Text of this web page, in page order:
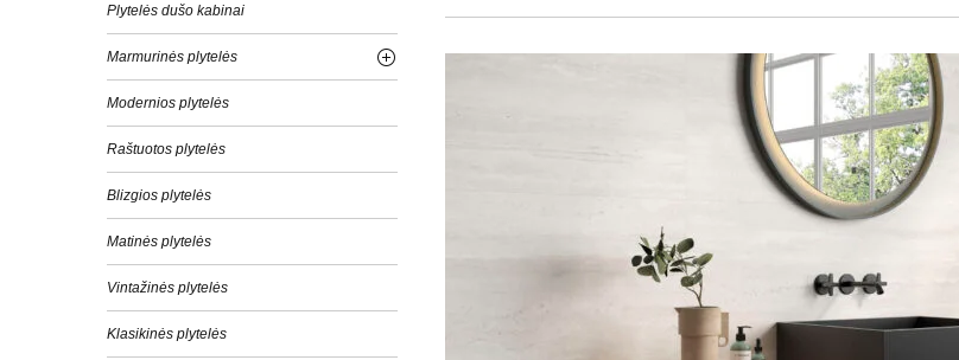
Plytelės dušo kabinai
Marmurinės plytelės
Modernios plytelės
Raštuotos plytelės
Blizgios plytelės
Matinės plytelės
Vintažinės plytelės
Klasikinės plytelės